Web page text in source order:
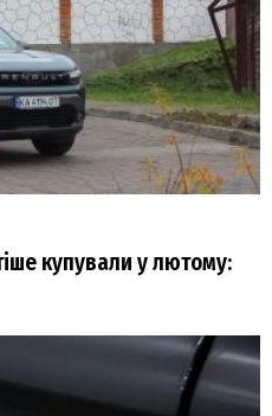
купували у лютому: